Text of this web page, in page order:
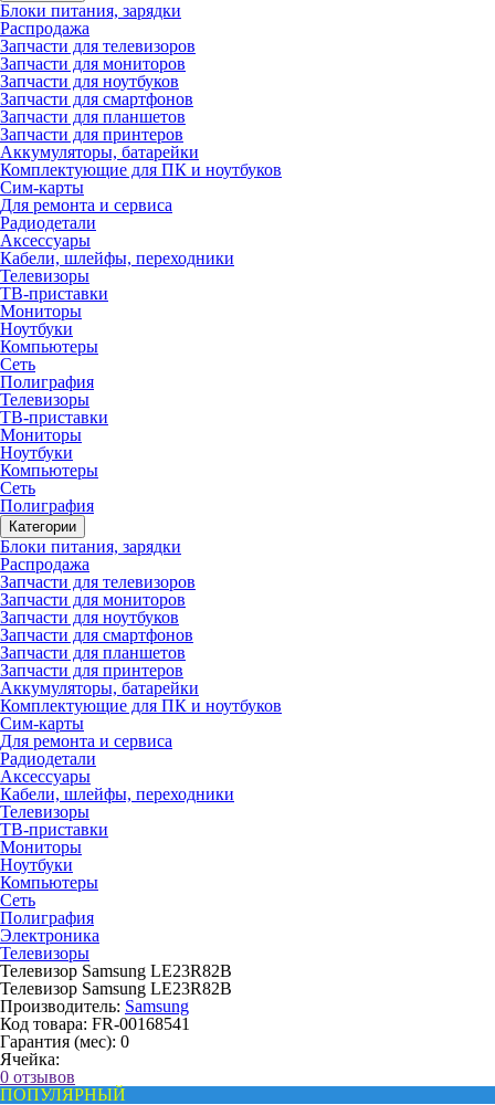
Блоки питания, зарядки
Распродажа
Запчасти для телевизоров
Запчасти для мониторов
Запчасти для ноутбуков
Запчасти для смартфонов
Запчасти для планшетов
Запчасти для принтеров
Аккумуляторы, батарейки
Комплектующие для ПК и ноутбуков
Сим-карты
Для ремонта и сервиса
Радиодетали
Аксессуары
Кабели, шлейфы, переходники
Телевизоры
ТВ-приставки
Мониторы
Ноутбуки
Компьютеры
Сеть
Полиграфия
Телевизоры
ТВ-приставки
Мониторы
Ноутбуки
Компьютеры
Сеть
Полиграфия
Категории
Блоки питания, зарядки
Распродажа
Запчасти для телевизоров
Запчасти для мониторов
Запчасти для ноутбуков
Запчасти для смартфонов
Запчасти для планшетов
Запчасти для принтеров
Аккумуляторы, батарейки
Комплектующие для ПК и ноутбуков
Сим-карты
Для ремонта и сервиса
Радиодетали
Аксессуары
Кабели, шлейфы, переходники
Телевизоры
ТВ-приставки
Мониторы
Ноутбуки
Компьютеры
Сеть
Полиграфия
Электроника
Телевизоры
Телевизор Samsung LE23R82B
Телевизор Samsung LE23R82B
Производитель: Samsung
Код товара: FR-00168541
Гарантия (мес): 0
Ячейка:
0 отзывов
ПОПУЛЯРНЫЙ